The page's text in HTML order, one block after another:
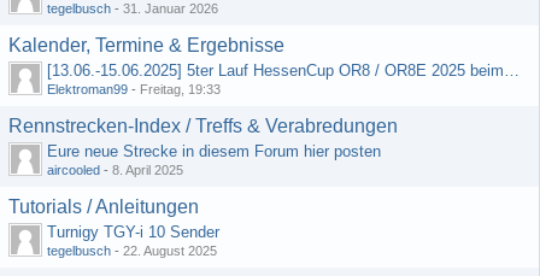
tegelbusch - 31. Januar 2026
Kalender, Termine & Ergebnisse
[13.06.-15.06.2025] 5ter Lauf HessenCup OR8 / OR8E 2025 beim MSC Ober-Mörlen e.V.
Elektroman99 - Freitag, 19:33
Rennstrecken-Index / Treffs & Verabredungen
Eure neue Strecke in diesem Forum hier posten
aircooled - 8. April 2025
Tutorials / Anleitungen
Turnigy TGY-i 10 Sender
tegelbusch - 22. August 2025